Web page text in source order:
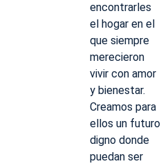
encontrarles
el hogar en el
que siempre
merecieron
vivir con amor
y bienestar.
Creamos para
ellos un futuro
digno donde
puedan ser